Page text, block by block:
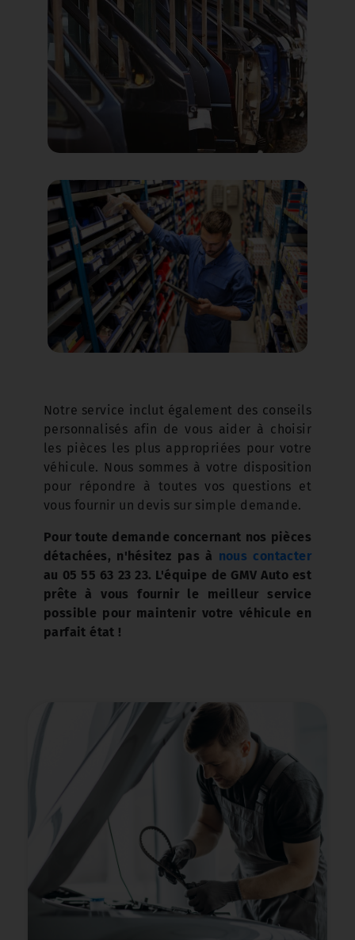
Notre service inclut également des conseils
personnalisés afin de vous aider à choisir
les pièces les plus appropriées pour votre
véhicule. Nous sommes à votre disposition
pour répondre à toutes vos questions et
vous fournir un devis sur simple demande.
Pour toute demande concernant nos pièces
détachées, n'hésitez pas à nous contacter
au 05 55 63 23 23. L'équipe de GMV Auto est
prête à vous fournir le meilleur service
possible pour maintenir votre véhicule en
parfait état !